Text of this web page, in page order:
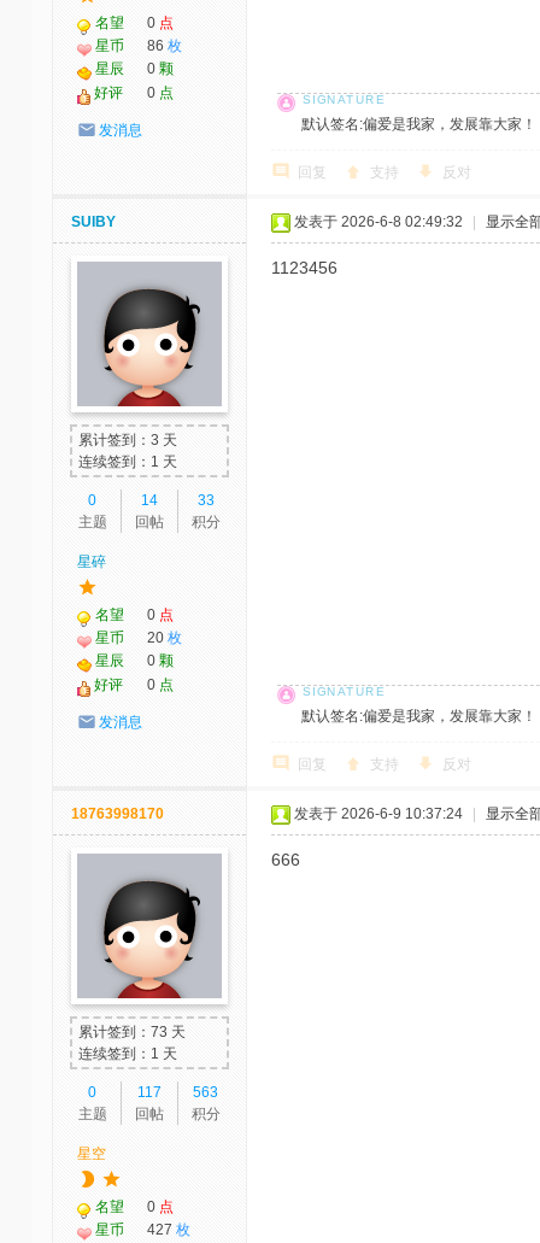
名望 0 点
星币
86 枚
星辰
0 颗
好评
0 点
发消息 默认签名:偏爱是我家，发展靠大家
回复 支持 反对
SUIBY
累计签到：3 天
连续签到：1 天
0
主题
14
回帖
33
积分
星碎
名望 0 点
星币
20 枚
星辰
0 颗
好评
0 点
发消息
发表于 2026-6-8 02:49:32 显示全
1123456
默认签名:偏爱是我家，发展靠大家
回复 支持 反对
18763998170
累计签到：73 天
连续签到：1 天
0
主题
117
回帖
563
积分
星空
名望 0 点
星币
427 枚
发表于 2026-6-9 10:37:24 显示全
666